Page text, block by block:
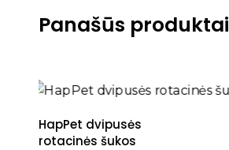
Panašūs produktai
HapPet dvipusės
rotacinės šukos